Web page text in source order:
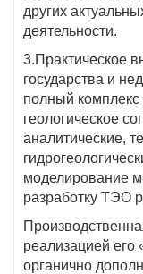
других
деятельности.
3.Практическое
государства и
полный
геологическое
аналитические,
моделирование
разработку ТЭО
реализацией его
органично